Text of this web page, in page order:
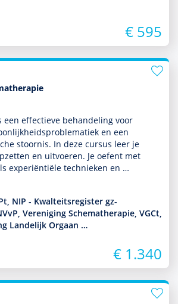
€ 595
een effectieve behan­del­ing voor
en een
stoor­nis. In deze cursus leer je
en uitvoeren. Je oefent met
experiëntiële tech­nieken en …
NIP - Kwalteitsregister gz-
Vereniging Schematherapie, VGCt,
Landelijk Orgaan …
€ 1.340